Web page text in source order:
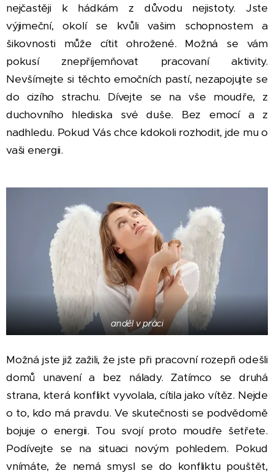
nejčastěji k hádkám z důvodu nejistoty. Jste
výjimeční, okolí se kvůli vašim schopnostem a
šikovnosti může cítit ohrožené. Možná se vám
pokusí znepříjemňovat pracovaní aktivity.
Nevšímejte si těchto emočních pastí, nezapojujte se
do cizího strachu. Dívejte se na vše moudře, z
duchovního hlediska své duše. Bez emocí a z
nadhledu. Pokud Vás chce kdokoli rozhodit, jde mu o
vaši energii.
anděl v práci
Možná jste již zažili, že jste při pracovní rozepři odešli
domů unavení a bez nálady. Zatímco se druhá
strana, která konflikt vyvolala, cítila jako vítěz. Nejde
o to, kdo má pravdu. Ve skutečnosti se podvědomě
bojuje o energii. Tou svojí proto moudře šetřete.
Podívejte se na situaci novým pohledem. Pokud
vnímáte, že nemá smysl se do konfliktu pouštět,